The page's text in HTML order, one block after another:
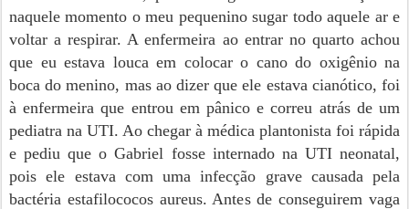
naquele momento o meu pequenino sugar todo aquele ar e
voltar a respirar. A enfermeira ao entrar no quarto achou
que eu estava louca em colocar o cano do oxigênio na
boca do menino, mas ao dizer que ele estava cianótico, foi
à enfermeira que entrou em pânico e correu atrás de um
pediatra na UTI. Ao chegar à médica plantonista foi rápida
e pediu que o Gabriel fosse internado na UTI neonatal,
pois ele estava com uma infecção grave causada pela
bactéria estafilococos aureus. Antes de conseguirem vaga